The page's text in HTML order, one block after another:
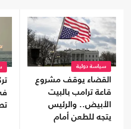
سياسة دولية
القضاء يوقف مشروع
قاعة ترامب بالبيت
الأبيض.. والرئيس
يتجه للطعن أمام